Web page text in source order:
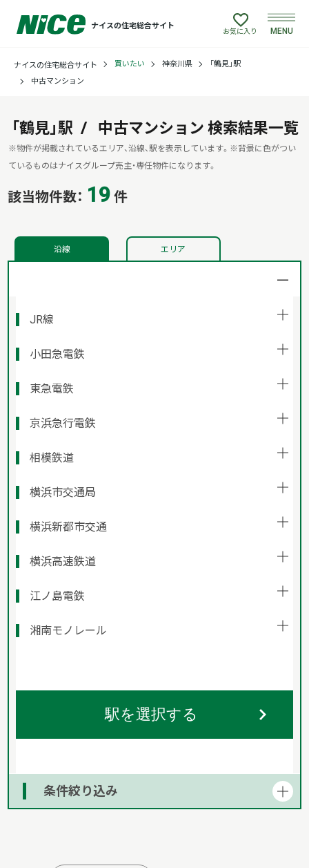
ナイスの住宅総合サイト
買いたい
建てたい
リフォームしたい
お気に入り MENU
ナイスの住宅総合サイト 買いたい 神奈川県
「鶴見」駅
中古マンション
「鶴見」駅 中古マンション 検索結果一覧
※物件が掲載されているエリア、沿線、駅を表示しています。 ※背景に色がつい
ているものはナイスグループ売主・専任物件になります。
該当物件数： 19 件
沿線 エリア
JR線
小田急電鉄
東急電鉄
京浜急行電鉄
相模鉄道
横浜市交通局
横浜新都市交通
横浜高速鉄道
江ノ島電鉄
湘南モノレール
駅を選択する
条件絞り込み